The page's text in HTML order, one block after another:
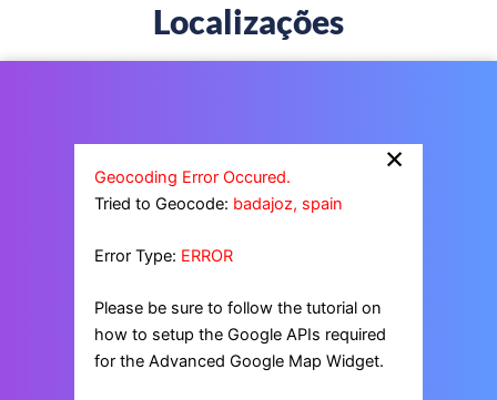
Localizações
×
Geocoding Error Occured.
Tried to Geocode: badajoz, spain
Error Type: ERROR
Please be sure to follow the tutorial on
how to setup the Google APIs required
for the Advanced Google Map Widget.